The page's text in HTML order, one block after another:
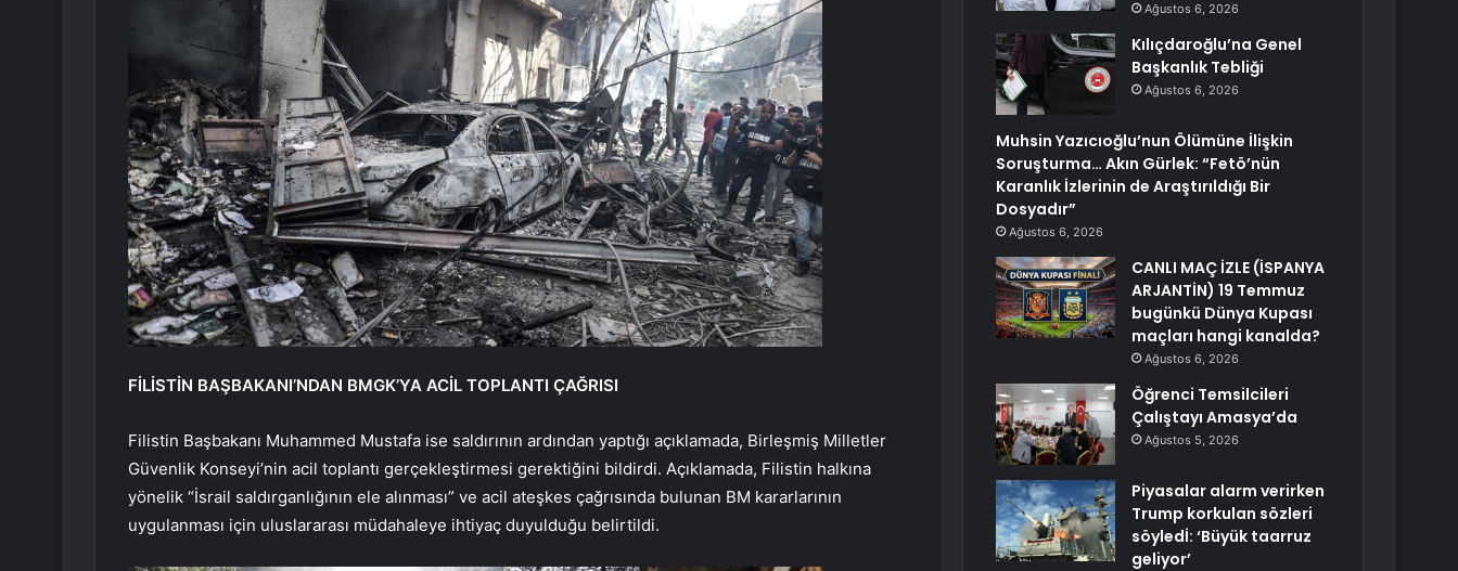
FİLİSTİN BAŞBAKANI’NDAN BMGK’YA ACİL TOPLANTI ÇAĞRISI
Filistin Başbakanı Muhammed Mustafa ise saldırının ardından yaptığı açıklamada, Birleşmiş Milletler
Güvenlik Konseyi’nin acil toplantı gerçekleştirmesi gerektiğini bildirdi. Açıklamada, Filistin halkına
yönelik “İsrail saldırganlığının ele alınması” ve acil ateşkes çağrısında bulunan BM kararlarının
uygulanması için uluslararası müdahaleye ihtiyaç duyulduğu belirtildi.
Ağustos 6, 2026
Kılıçdaroğlu’na Genel
Başkanlık Tebliği
Ağustos 6, 2026
Muhsin Yazıcıoğlu’nun Ölümüne İlişkin
Soruşturma… Akın Gürlek: “Fetö’nün
Karanlık İzlerinin de Araştırıldığı Bir
Dosyadır”
Ağustos 6, 2026
CANLI MAÇ İZLE (İSPANYA
ARJANTİN) 19 Temmuz
bugünkü Dünya Kupası
maçları hangi kanalda?
Ağustos 6, 2026
Öğrenci Temsilcileri
Çalıştayı Amasya’da
Ağustos 5, 2026
Piyasalar alarm verirken
Trump korkulan sözleri
söyledİ: ‘Büyük taarruz
geliyor’